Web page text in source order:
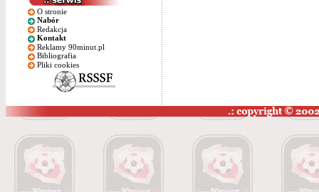
O stronie
Nabór
Redakcja
Kontakt
Reklamy 90minut.pl
Bibliografia
Pliki cookies